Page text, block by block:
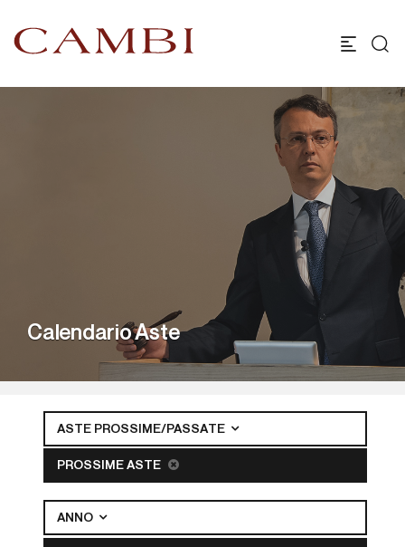
Calendario Aste
ASTE PROSSIME/PASSATE
PROSSIME ASTE
ANNO